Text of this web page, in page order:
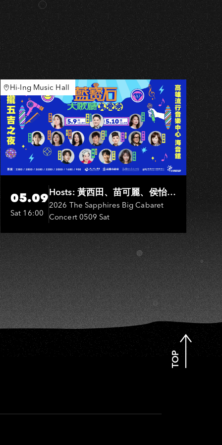
Hi-Ing Music Hall
05.09
Sat 16:00
Hosts: 黃西田、苗可麗、侯怡
君．Entertainers: 葉啟田、鳥來
嬤-吳敏、張秀卿、王彩樺、吳
淑敏、施文彬、邵大倫、曹雅
雯、陳孟賢、黃露瑤
2026 The Sapphires Big Cabaret
Concert 0509 Sat
TOP